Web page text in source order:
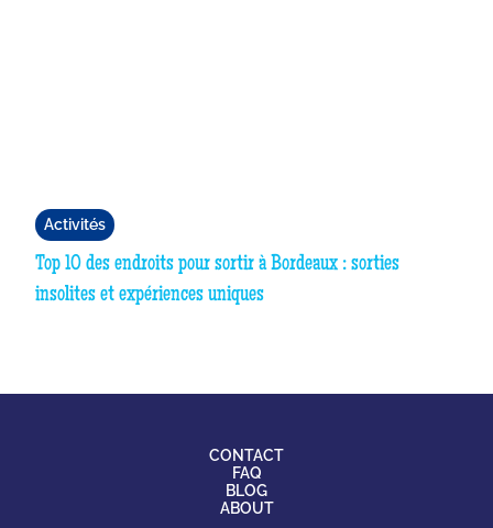
Activités
Top 10 des endroits pour sortir à Bordeaux : sorties
insolites et expériences uniques
CONTACT
FAQ
BLOG
ABOUT